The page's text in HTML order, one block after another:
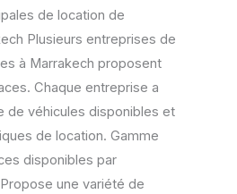
de location de
Plusieurs entreprises de
à Marrakech proposent
Chaque entreprise a
de véhicules disponibles et
de location. Gamme
disponibles par
une variété de